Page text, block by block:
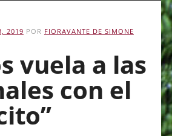
2019 POR FIORAVANTE DE SIMONE
vuela a las
con el